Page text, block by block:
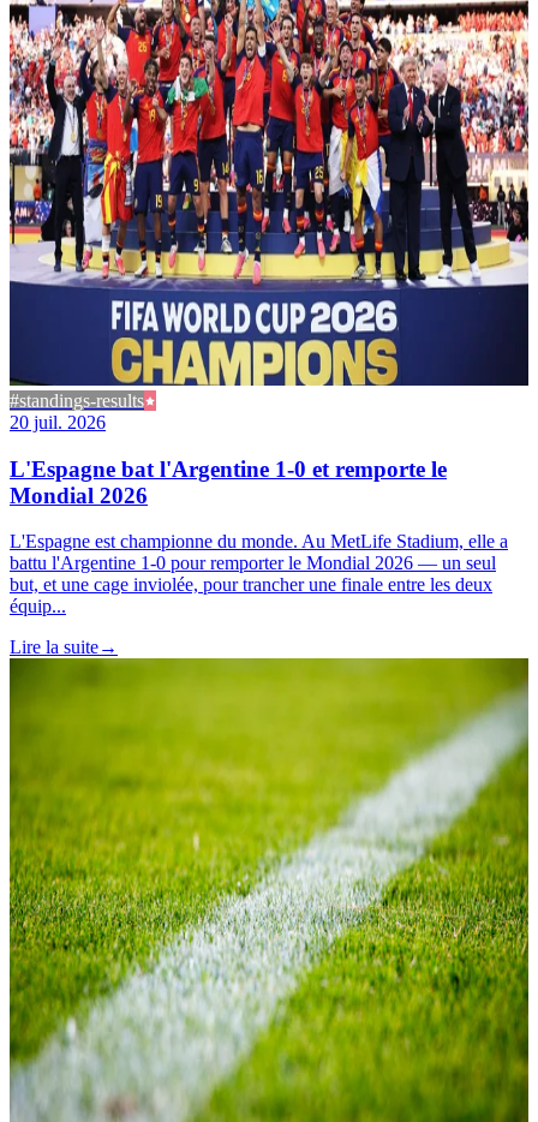
#standings-results
20 juil. 2026
L'Espagne bat l'Argentine 1-0 et remporte le
Mondial 2026
L'Espagne est championne du monde. Au MetLife Stadium, elle a
battu l'Argentine 1-0 pour remporter le Mondial 2026 — un seul
but, et une cage inviolée, pour trancher une finale entre les deux
équip...
Lire la suite→